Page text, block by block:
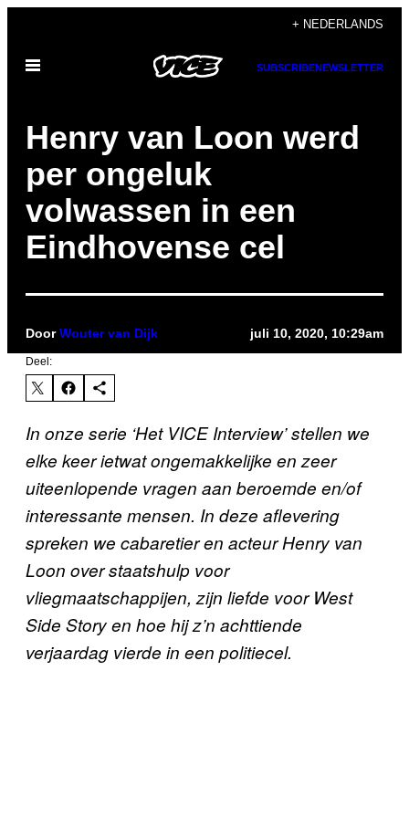
de
+ NEDERLANDS
Open
SUBSCRIBENEWSLETTER
Henry van Loon werd
per ongeluk
volwassen in een
Eindhovense cel
DoorWouter van Dijk juli 10, 2020, 10:29am
Deel:
In onze serie ‘Het VICE Interview’ stellen we
elke keer ietwat ongemakkelijke en zeer
uiteenlopende vragen aan beroemde en/of
interessante mensen. In deze aflevering
spreken we cabaretier en acteur Henry van
Loon over staatshulp voor
vliegmaatschappijen, zijn liefde voor West
Side Story en hoe hij z’n achttiende
verjaardag vierde in een politiecel.